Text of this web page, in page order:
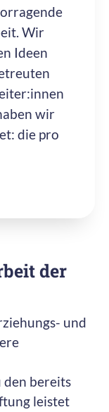
Wir
Ideen
wir
die pro
der
und
den bereits
leistet